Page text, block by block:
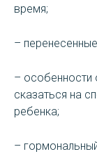
время;
–
– особенности
сказаться на
ребенка;
–